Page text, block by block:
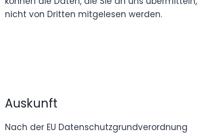
nicht von Dritten mitgelesen werden.
Auskunft
Nach der EU Datenschutzgrundverordnung